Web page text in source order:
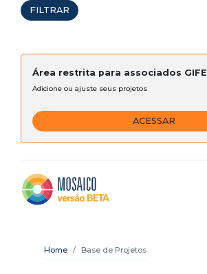
FILTRAR
Área restrita para associados GIFE
Adicione ou ajuste seus projetos
ACESSAR
Home Base de Projetos